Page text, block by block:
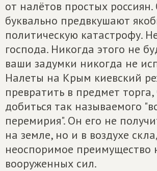
от налётов простых
буквально предвкушают
политическую катастрофу.
господа. Никогда этого не
ваши задумки никогда не
Налеты на Крым киевский
превратить в предмет
добиться так называемого
перемирия". Он его не
на земле, но и в воздухе
неоспоримое преимущество
вооруженных сил.